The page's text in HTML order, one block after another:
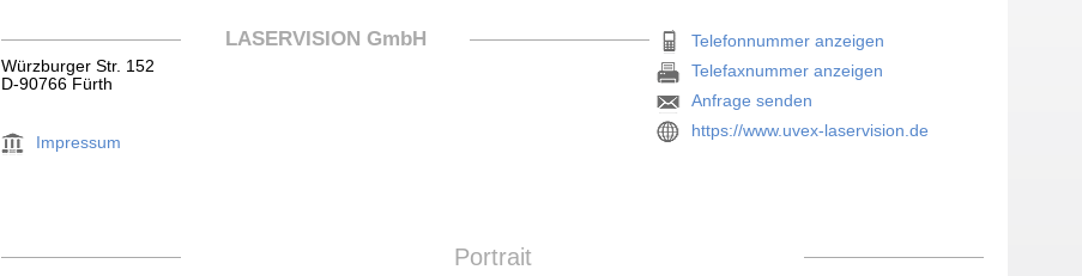
LASERVISION GmbH
Würzburger Str. 152
D-90766 Fürth
Impressum
Telefonnummer anzeigen
Telefaxnummer anzeigen
Anfrage senden
https://www.uvex-laservision.de
Portrait